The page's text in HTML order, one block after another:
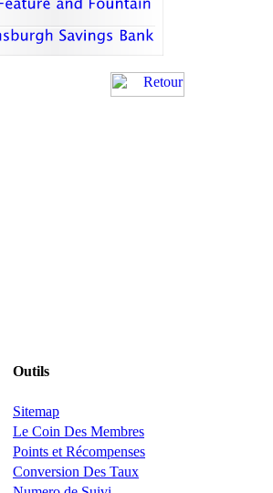
Outils
Sitemap
Le Coin Des Membres
Points et Récompenses
Conversion Des Taux